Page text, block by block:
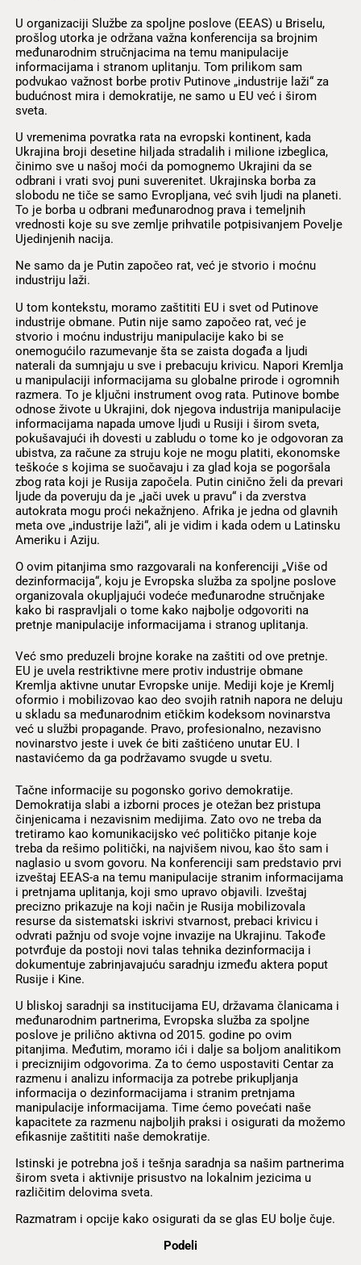
U organizaciji Službe za spoljne poslove (EEAS) u Briselu,
prošlog utorka je održana važna konferencija sa brojnim
međunarodnim stručnjacima na temu manipulacije
informacijama i stranom uplitanju. Tom prilikom sam
podvukao važnost borbe protiv Putinove „industrije laži“ za
budućnost mira i demokratije, ne samo u EU već i širom
sveta.
U vremenima povratka rata na evropski kontinent, kada
Ukrajina broji desetine hiljada stradalih i milione izbeglica,
činimo sve u našoj moći da pomognemo Ukrajini da se
odbrani i vrati svoj puni suverenitet. Ukrajinska borba za
slobodu ne tiče se samo Evropljana, već svih ljudi na planeti.
To je borba u odbrani međunarodnog prava i temeljnih
vrednosti koje su sve zemlje prihvatile potpisivanjem Povelje
Ujedinjenih nacija.
Ne samo da je Putin započeo rat, već je stvorio i moćnu
industriju laži.
U tom kontekstu, moramo zaštititi EU i svet od Putinove
industrije obmane. Putin nije samo započeo rat, već je
stvorio i moćnu industriju manipulacije kako bi se
onemogućilo razumevanje šta se zaista događa a ljudi
naterali da sumnjaju u sve i prebacuju krivicu. Napori Kremlja
u manipulaciji informacijama su globalne prirode i ogromnih
razmera. To je ključni instrument ovog rata. Putinove bombe
odnose živote u Ukrajini, dok njegova industrija manipulacije
informacijama napada umove ljudi u Rusiji i širom sveta,
pokušavajući ih dovesti u zabludu o tome ko je odgovoran za
ubistva, za račune za struju koje ne mogu platiti, ekonomske
teškoće s kojima se suočavaju i za glad koja se pogoršala
zbog rata koji je Rusija započela. Putin cinično želi da prevari
ljude da poveruju da je „jači uvek u pravu“ i da zverstva
autokrata mogu proći nekažnjeno. Afrika je jedna od glavnih
meta ove „industrije laži“, ali je vidim i kada odem u Latinsku
Ameriku i Aziju.
O ovim pitanjima smo razgovarali na konferenciji „Više od
dezinformacija“, koju je Evropska služba za spoljne poslove
organizovala okupljajući vodeće međunarodne stručnjake
kako bi raspravljali o tome kako najbolje odgovoriti na
pretnje manipulacije informacijama i stranog uplitanja.
Već smo preduzeli brojne korake na zaštiti od ove pretnje.
EU je uvela restriktivne mere protiv industrije obmane
Kremlja aktivne unutar Evropske unije. Mediji koje je Kremlj
oformio i mobilizovao kao deo svojih ratnih napora ne deluju
u skladu sa međunarodnim etičkim kodeksom novinarstva
već u službi propagande. Pravo, profesionalno, nezavisno
novinarstvo jeste i uvek će biti zaštićeno unutar EU. I
nastavićemo da ga podržavamo svugde u svetu.
Tačne informacije su pogonsko gorivo demokratije.
Demokratija slabi a izborni proces je otežan bez pristupa
činjenicama i nezavisnim medijima. Zato ovo ne treba da
tretiramo kao komunikacijsko već političko pitanje koje
treba da rešimo politički, na najvišem nivou, kao što sam i
naglasio u svom govoru. Na konferenciji sam predstavio prvi
izveštaj EEAS-a na temu manipulacije stranim informacijama
i pretnjama uplitanja, koji smo upravo objavili. Izveštaj
precizno prikazuje na koji način je Rusija mobilizovala
resurse da sistematski iskrivi stvarnost, prebaci krivicu i
odvrati pažnju od svoje vojne invazije na Ukrajinu. Takođe
potvrđuje da postoji novi talas tehnika dezinformacija i
dokumentuje zabrinjavajuću saradnju između aktera poput
Rusije i Kine.
U bliskoj saradnji sa institucijama EU, državama članicama i
međunarodnim partnerima, Evropska služba za spoljne
poslove je prilično aktivna od 2015. godine po ovim
pitanjima. Međutim, moramo ići i dalje sa boljom analitikom
i preciznijim odgovorima. Za to ćemo uspostaviti Centar za
razmenu i analizu informacija za potrebe prikupljanja
informacija o dezinformacijama i stranim pretnjama
manipulacije informacijama. Time ćemo povećati naše
kapacitete za razmenu najboljih praksi i osigurati da možemo
efikasnije zaštititi naše demokratije.
Istinski je potrebna još i tešnja saradnja sa našim partnerima
širom sveta i aktivnije prisustvo na lokalnim jezicima u
različitim delovima sveta.
Razmatram i opcije kako osigurati da se glas EU bolje čuje.
Podeli